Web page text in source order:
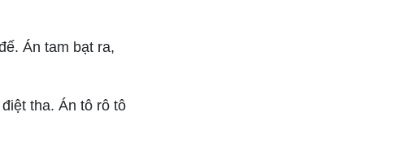
Án tam bạt ra,
tha. Án tô rô tô